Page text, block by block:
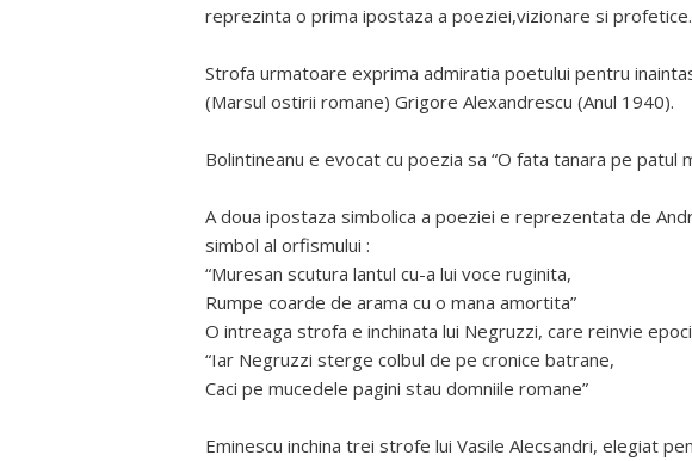
reprezinta o prima ipostaza a poeziei,vizionare si profetice.
Strofa urmatoare exprima admiratia poetului pentru
(Marsul ostirii romane) Grigore Alexandrescu (Anul 1940).
Bolintineanu e evocat cu poezia sa “O fata tanara pe patul
A doua ipostaza simbolica a poeziei e reprezentata de
simbol al orfismului :
“Muresan scutura lantul cu-a lui voce ruginita,
Rumpe coarde de arama cu o mana amortita”
O intreaga strofa e inchinata lui Negruzzi, care reinvie
“Iar Negruzzi sterge colbul de pe cronice batrane,
Caci pe mucedele pagini stau domniile romane”
Eminescu inchina trei strofe lui Vasile Alecsandri, elegiat